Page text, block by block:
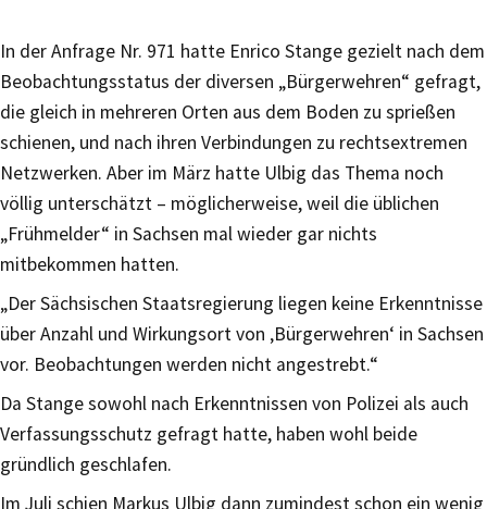
In der Anfrage Nr. 971 hatte Enrico Stange gezielt nach dem
Beobachtungsstatus der diversen „Bürgerwehren“ gefragt,
die gleich in mehreren Orten aus dem Boden zu sprießen
schienen, und nach ihren Verbindungen zu rechtsextremen
Netzwerken. Aber im März hatte Ulbig das Thema noch
völlig unterschätzt – möglicherweise, weil die üblichen
„Frühmelder“ in Sachsen mal wieder gar nichts
mitbekommen hatten.
„Der Sächsischen Staatsregierung liegen keine Erkenntnisse
über Anzahl und Wirkungsort von ‚Bürgerwehren‘ in Sachsen
vor. Beobachtungen werden nicht angestrebt.“
Da Stange sowohl nach Erkenntnissen von Polizei als auch
Verfassungsschutz gefragt hatte, haben wohl beide
gründlich geschlafen.
Im Juli schien Markus Ulbig dann zumindest schon ein wenig